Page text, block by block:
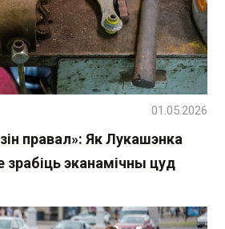
правал»: Як Лукашэнка
зрабіць эканамічны цуд
01.05.2026